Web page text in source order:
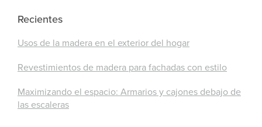
Recientes
Usos de la madera en el exterior del hogar
Revestimientos de madera para fachadas con estilo
Maximizando el espacio: Armarios y cajones debajo de
las escaleras